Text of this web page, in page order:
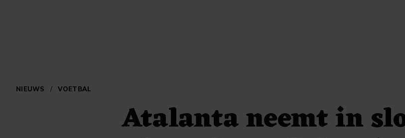
NIEUWS / VOETBAL
Atalanta neemt in